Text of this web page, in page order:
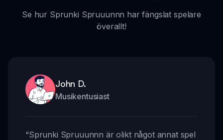
Se hur Sprunki Spruuunnn har fängslat spelare
överallt!
John D.
Musikentusiast
“Sprunki Spruuunnn är olikt något annat spel